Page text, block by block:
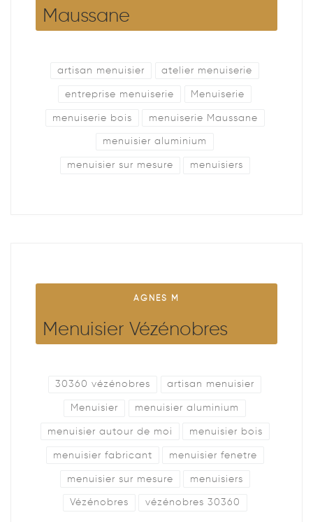
Maussane
artisan menuisier atelier menuiserie
entreprise menuiserie Menuiserie
menuiserie bois menuiserie Maussane
menuisier aluminium
menuisier sur mesure menuisiers
AGNES M
Menuisier Vézénobres
30360 vézénobres artisan menuisier
Menuisier menuisier aluminium
menuisier autour de moi menuisier bois
menuisier fabricant menuisier fenetre
menuisier sur mesure menuisiers
Vézénobres vézénobres 30360